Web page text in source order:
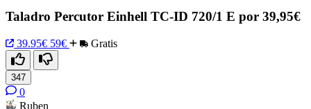
Taladro Percutor Einhell TC-ID 720/1 E por 39,95€
39.95€ 59€ Gratis
347
0
Ruben